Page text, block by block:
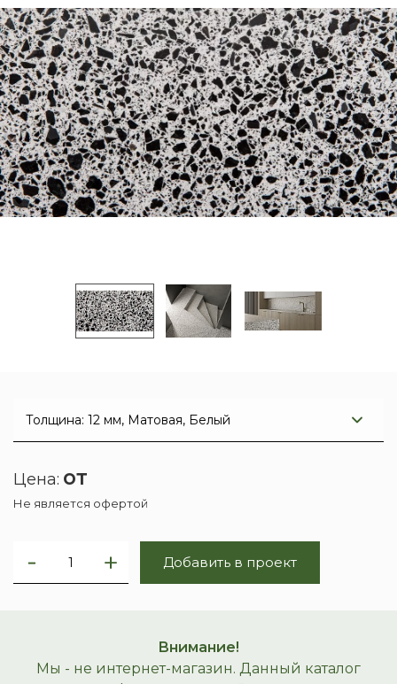
Цена: от
Не является офертой
Добавить в проект
Внимание!
Мы - не интернет-магазин. Данный каталог